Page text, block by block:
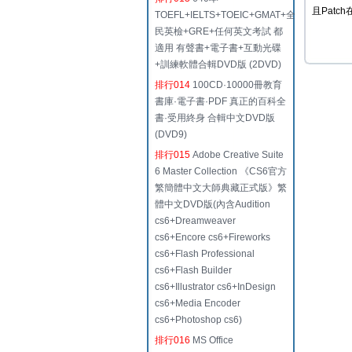
TOEFL+IELTS+TOEIC+GMAT+全
民英檢+GRE+任何英文考試 都
適用 有聲書+電子書+互動光碟
+訓練軟體合輯DVD版 (2DVD)
排行014 100CD·10000冊教育
書庫·電子書·PDF 真正的百科全
書·受用終身 合輯中文DVD版
(DVD9)
排行015 Adobe Creative Suite
6 Master Collection 《CS6官方
繁簡體中文大師典藏正式版》繁
體中文DVD版(內含Audition
cs6+Dreamweaver
cs6+Encore cs6+Fireworks
cs6+Flash Professional
cs6+Flash Builder
cs6+Illustrator cs6+InDesign
cs6+Media Encoder
cs6+Photoshop cs6)
排行016 MS Office
且Patch